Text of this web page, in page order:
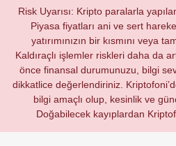
Risk Uyarısı: Kripto paralarla
Piyasa fiyatları ani ve sert
yatırımınızın bir kısmını veya
Kaldıraçlı işlemler riskleri daha da
önce finansal durumunuzu, bilgi
dikkatlice değerlendiriniz.
bilgi amaçlı olup, kesinlik ve
Doğabilecek kayıplardan